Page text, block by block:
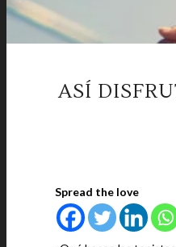
ASÍ
Spread the love